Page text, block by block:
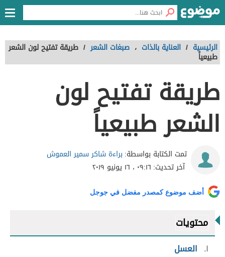
الرئيسية / العناية بالذات ، صبغات الشعر / طريقة تفتيح لون الشعر
طبيعياً
طريقة تفتيح لون
الشعر طبيعياً
تمت الكتابة بواسطة: براءة شاكر سمير العموش
آخر تحديث: ٠٩:١٦ ، ١٦ يونيو ٢٠١٩
أضف موضوع كمصدر مفضل في جوجل
محتويات
١
العسل